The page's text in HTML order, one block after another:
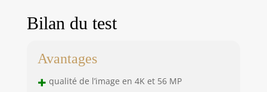
1,4 pouces, cette
Bilan du test
Avantages
+ qualité de l’image en 4K et 56 MP